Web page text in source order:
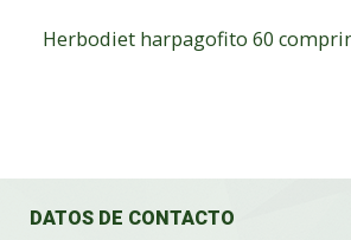
Herbodiet harpagofito 60
DATOS DE CONTACTO